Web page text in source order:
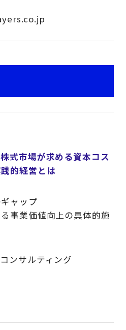
式市場が求める資本コス
的経営とは
ャップ
事業価値向上の具体的施
ンサルティング